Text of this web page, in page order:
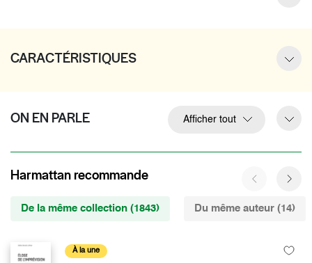
CARACTÉRISTIQUES
Afficher tout
ON EN PARLE
Harmattan recommande
De la même collection (1843) Du même auteur (14)
À la une